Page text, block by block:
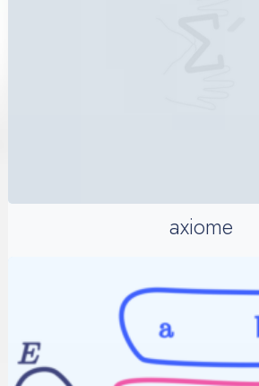
axiome